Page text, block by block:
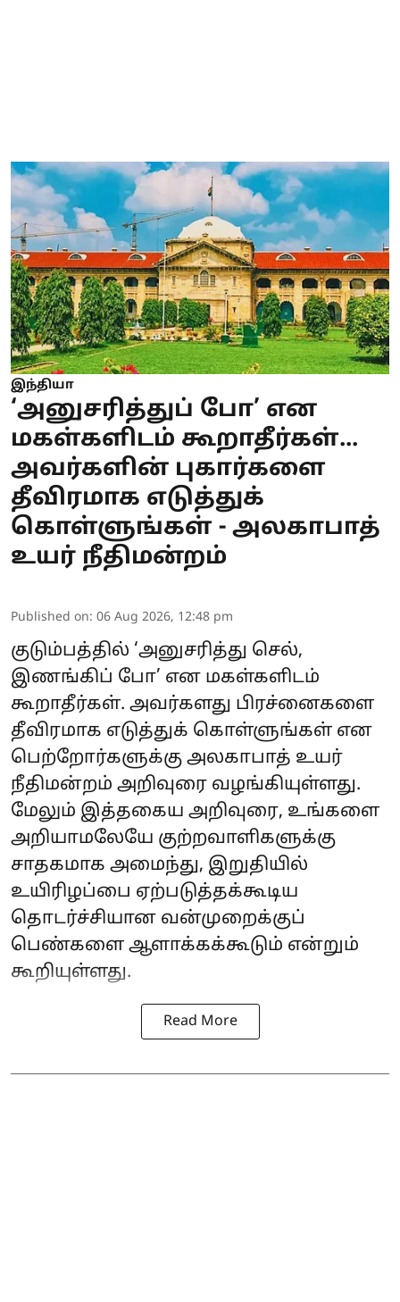
இந்தியா
‘அனுசரித்துப் போ’ என
மகள்களிடம் கூறாதீர்கள்...
அவர்களின் புகார்களை
தீவிரமாக எடுத்துக்
கொள்ளுங்கள் - அலகாபாத்
உயர் நீதிமன்றம்
Published on: 06 Aug 2026, 12:48 pm
குடும்பத்தில் ‘அனுசரித்து செல்,
இணங்கிப் போ’ என மகள்களிடம்
கூறாதீர்கள். அவர்களது பிரச்னைகளை
தீவிரமாக எடுத்துக் கொள்ளுங்கள் என
பெற்றோர்களுக்கு அலகாபாத் உயர்
நீதிமன்றம் அறிவுரை வழங்கியுள்ளது.
மேலும் இத்தகைய அறிவுரை, உங்களை
அறியாமலேயே குற்றவாளிகளுக்கு
சாதகமாக அமைந்து, இறுதியில்
உயிரிழப்பை ஏற்படுத்தக்கூடிய
தொடர்ச்சியான வன்முறைக்குப்
பெண்களை ஆளாக்கக்கூடும் என்றும்
கூறியுள்ளது.
Read More